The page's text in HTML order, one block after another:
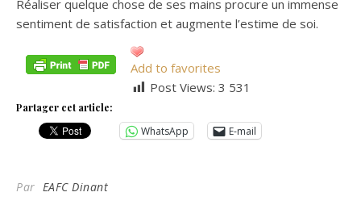
Réaliser quelque chose de ses mains procure un immense
sentiment de satisfaction et augmente l’estime de soi.
Add to favorites
Post Views: 3 531
Partager cet article:
WhatsApp E-mail
Par EAFC Dinant